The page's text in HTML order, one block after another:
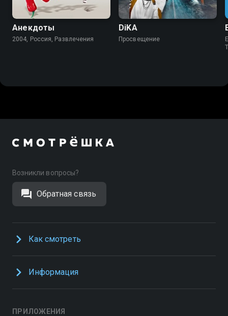
Анекдоты
2004, Россия, Развлечения
DiKA
Просвещение
Возникли вопросы?
Обратная связь
Как смотреть
Информация
ПРИЛОЖЕНИЯ